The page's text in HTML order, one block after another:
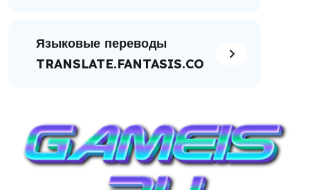
Языковые переводы
TRANSLATE.FANTASIS.CO